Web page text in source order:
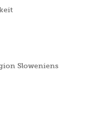
Sloweniens